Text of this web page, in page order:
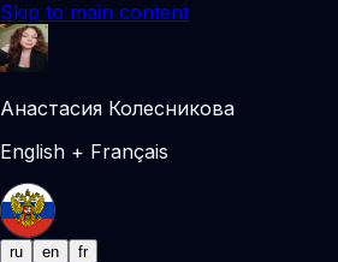
Skip to main content
Анастасия Колесникова
English + Français
ru en fr